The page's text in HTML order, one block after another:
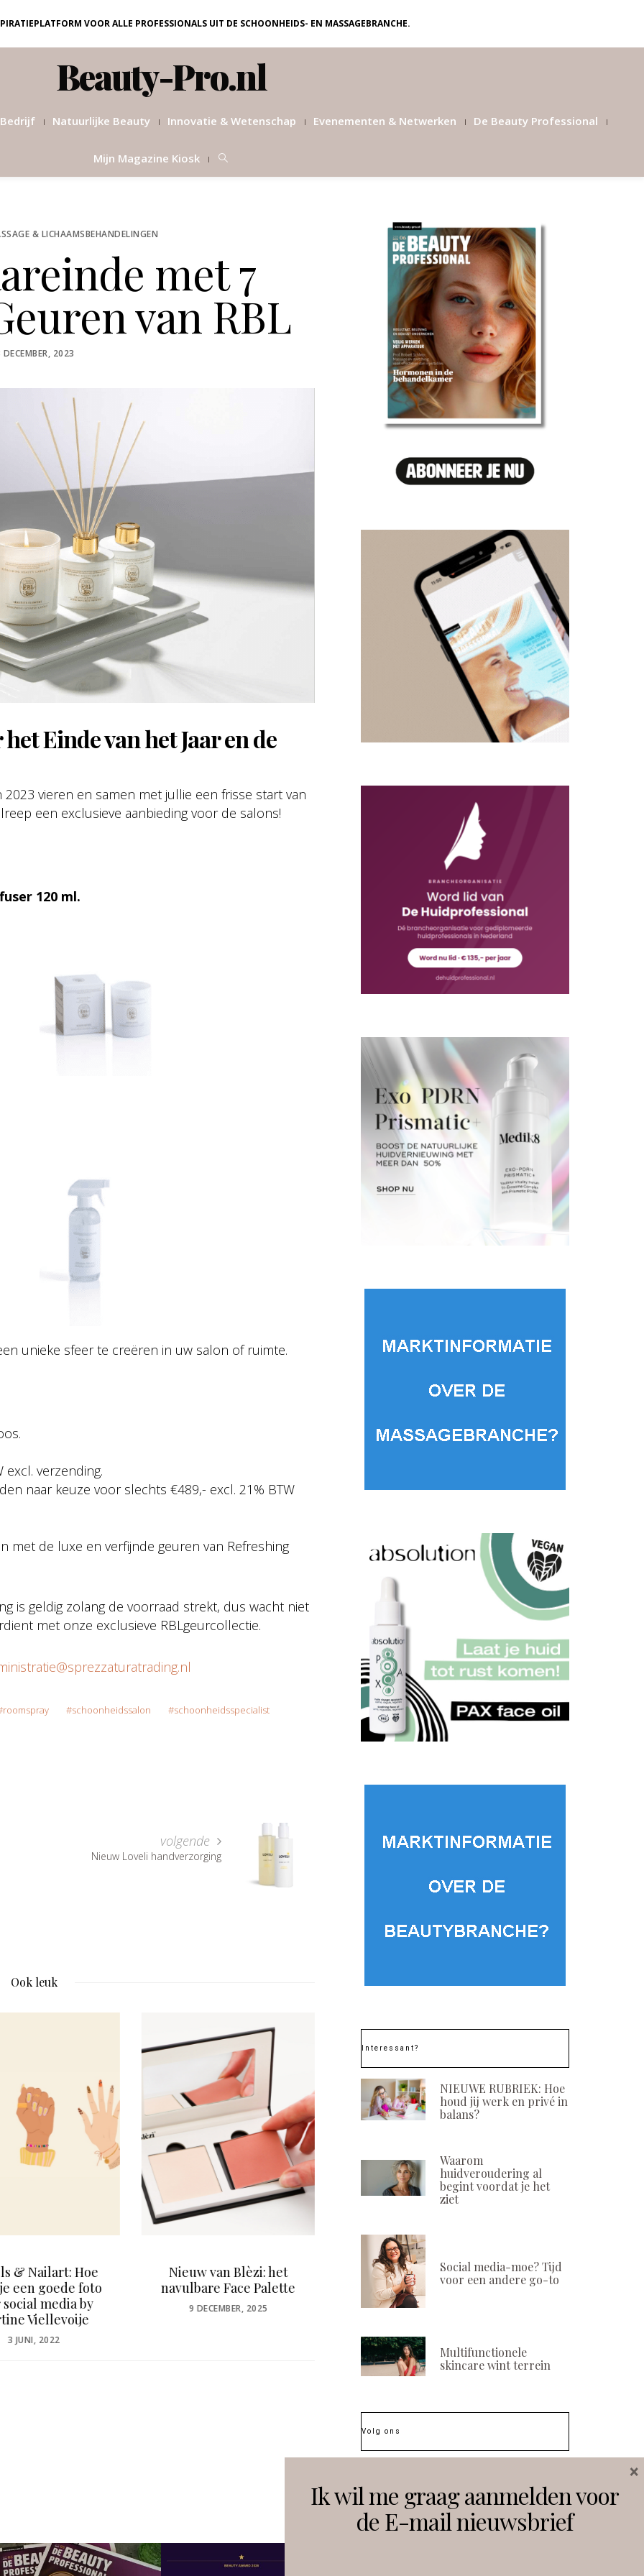
VOOR ALLE PROFESSIONALS UIT DE SCHOONHEIDS- EN MASSAGEBRANCHE.
Beauty-Pro.nl
Natuurlijke Beauty Innovatie & Wetenschap Evenementen & Netwerken De Beauty Professional
Mijn Magazine Kiosk
& LICHAAMSBEHANDELINGEN
met 7
van RBL
DECEMBER, 2023
Einde van het Jaar en de
2023 vieren en samen met jullie een frisse start van
een exclusieve aanbieding voor de salons!
120 ml.
unieke sfeer te creëren in uw salon of ruimte.
excl. verzending.
naar keuze voor slechts €489,- excl. 21% BTW
met de luxe en verfijnde geuren van Refreshing
is geldig zolang de voorraad strekt, dus wacht niet
met onze exclusieve RBLgeurcollectie.
roomspray schoonheidssalon schoonheidsspecialist
volgende
Nieuw Loveli handverzorging
Ook leuk
van Blèzi: het
Face Palette
DECEMBER, 2025
Onlangs verschenen
Massage Magazine
3|2024
Led lite laser: innovatie
in ontharing en
huidverbetering
ON
Binnenkort op
de nieuwe
Interessant?
NIEUWE RUBRIEK: Hoe
houd jij werk en privé in
balans?
Waarom
huidveroudering al
begint voordat je het
ziet
Social media-moe? Tijd
voor een andere go-to
Multifunctionele
skincare wint terrein
Volg ons
Follow on Instagram
Ik wil me graag aanmelden voor
de E-mail nieuwsbrief
×